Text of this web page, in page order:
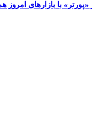
با بازارهای امروز